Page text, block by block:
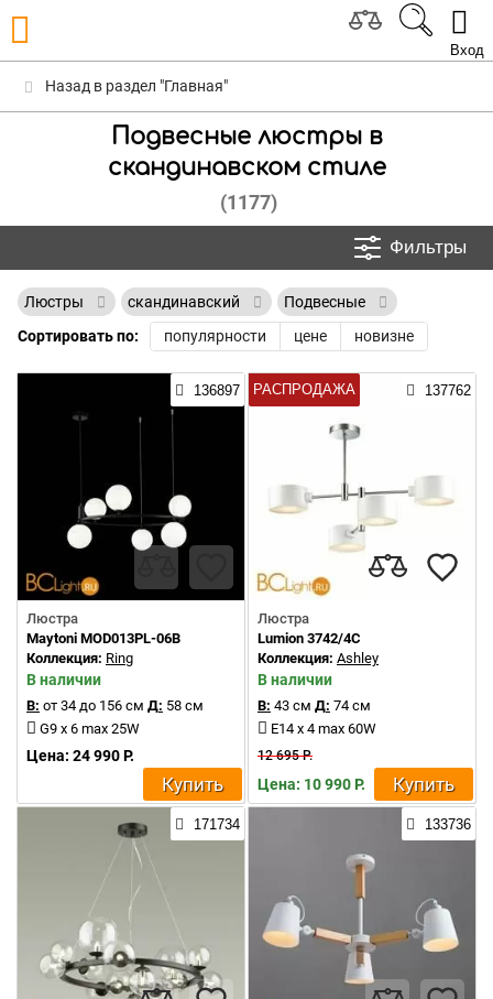
Вход
Назад в раздел "Главная"
Подвесные люстры в
скандинавском стиле
(1177)
Фильтры
Люстры скандинавский
Подвесные
Сортировать по:
популярности цене новизне
136897
Люстра
Maytoni MOD013PL-06B
Коллекция: Ring
В наличии
В: от 34 до 156 см Д: 58 см
G9 x 6 max 25W
Цена: 24 990 Р.
Купить
РАСПРОДАЖА 137762
Люстра
Lumion 3742/4C
Коллекция: Ashley
В наличии
В: 43 см Д: 74 см
E14 x 4 max 60W
12 695 Р.
Цена: 10 990 Р. Купить
171734 133736